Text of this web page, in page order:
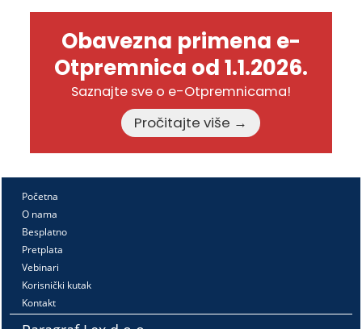
Obavezna primena e-
Otpremnica od 1.1.2026.
Saznajte sve o e-Otpremnicama!
Pročitajte više →
Početna
O nama
Besplatno
Pretplata
Vebinari
Korisnički kutak
Kontakt